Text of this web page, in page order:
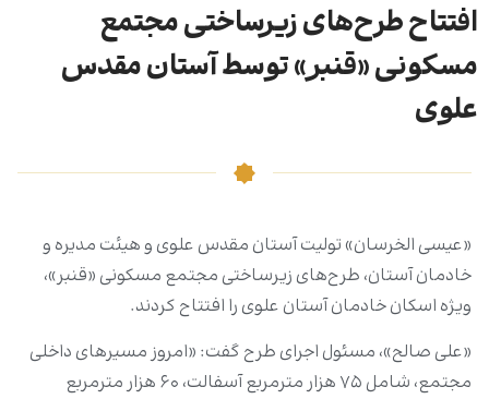
افتتاح طرح‌های زیرساختی مجتمع
مسکونی «قنبر» توسط آستان مقدس
علوی
«عیسی الخرسان» تولیت آستان مقدس علوی و هیئت مدیره و
خادمان آستان، طرح‌‌های زیرساختی‌‌ مجتمع مسکونی «قنبر»،
ویژه اسکان خادمان آستان علوی را افتتاح کردند.
«علی صالح»، مسئول اجرای طرح گفت: «امروز مسیرهای داخلی
مجتمع، شامل ۷۵ هزار مترمربع آسفالت، ۶۰ هزار مترمربع